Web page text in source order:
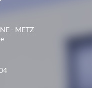
- METZ